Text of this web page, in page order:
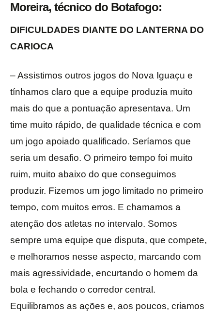
Moreira, técnico do Botafogo:
DIFICULDADES DIANTE DO LANTERNA DO
CARIOCA
– Assistimos outros jogos do Nova Iguaçu e
tínhamos claro que a equipe produzia muito
mais do que a pontuação apresentava. Um
time muito rápido, de qualidade técnica e com
um jogo apoiado qualificado. Seríamos que
seria um desafio. O primeiro tempo foi muito
ruim, muito abaixo do que conseguimos
produzir. Fizemos um jogo limitado no primeiro
tempo, com muitos erros. E chamamos a
atenção dos atletas no intervalo. Somos
sempre uma equipe que disputa, que compete,
e melhoramos nesse aspecto, marcando com
mais agressividade, encurtando o homem da
bola e fechando o corredor central.
Equilibramos as ações e, aos poucos, criamos